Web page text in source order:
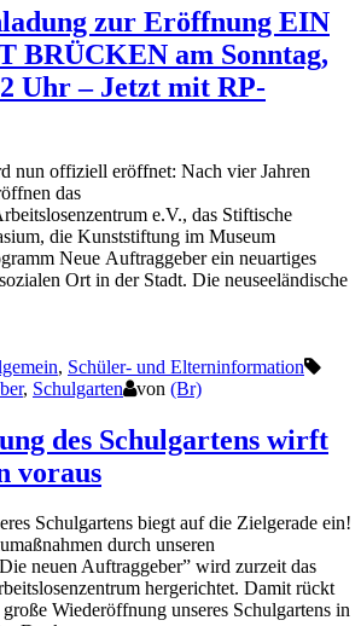
zur Eröffnung EIN
BRÜCKEN am Sonntag,
Uhr – Jetzt mit RP-
nun offiziell eröffnet: Nach vier Jahren
das
e.V., das Stiftische
die Kunststiftung im Museum
Neue Auftraggeber ein neuartiges
Ort in der Stadt. Die neuseeländische
, Schüler- und Elterninformation
, Schulgarten von (Br)
des Schulgartens wirft
voraus
Schulgartens biegt auf die Zielgerade ein!
durch unseren
neuen Auftraggeber” wird zurzeit das
hergerichtet. Damit rückt
Wiederöffnung unseres Schulgartens in